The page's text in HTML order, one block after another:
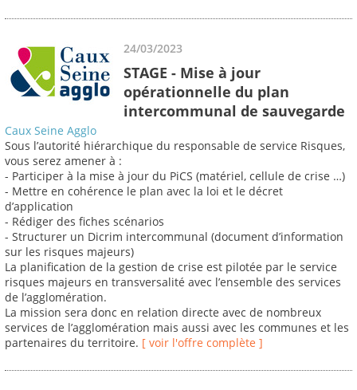
24/03/2023
STAGE - Mise à jour
opérationnelle du plan
intercommunal de sauvegarde
Caux Seine Agglo
Sous l’autorité hiérarchique du responsable de service Risques,
vous serez amener à :
- Participer à la mise à jour du PiCS (matériel, cellule de crise …)
- Mettre en cohérence le plan avec la loi et le décret
d’application
- Rédiger des fiches scénarios
- Structurer un Dicrim intercommunal (document d’information
sur les risques majeurs)
La planification de la gestion de crise est pilotée par le service
risques majeurs en transversalité avec l’ensemble des services
de l’agglomération.
La mission sera donc en relation directe avec de nombreux
services de l’agglomération mais aussi avec les communes et les
partenaires du territoire. [ voir l'offre complète ]